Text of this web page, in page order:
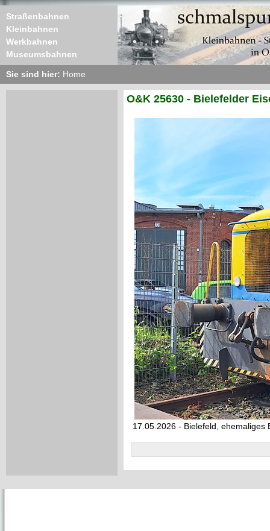
Straßenbahnen
Kleinbahnen
Werkbahnen
Museumsbahnen
Sie sind hier: Home
O&K 25630 - Bielefelder
17.05.2026 - Bielefeld, ehemaliges